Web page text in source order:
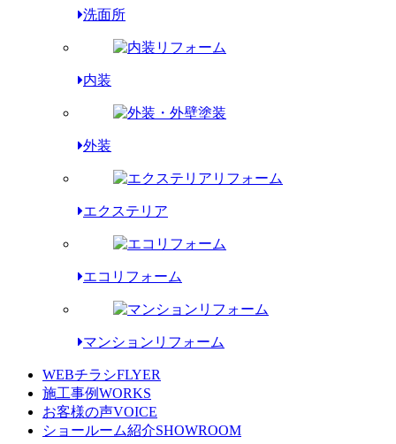
洗面所
内装
外装
エクステリア
エコリフォーム
マンションリフォーム
WEBチラシFLYER
施工事例WORKS
お客様の声VOICE
ショールーム紹介SHOWROOM